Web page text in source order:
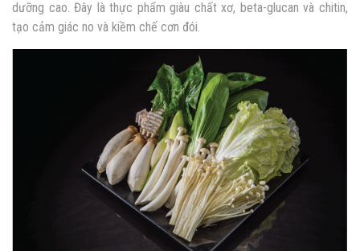
dưỡng cao. Đây là thực phẩm giàu chất xơ, beta-glucan và chitin,
tạo cảm giác no và kiềm chế cơn đói.